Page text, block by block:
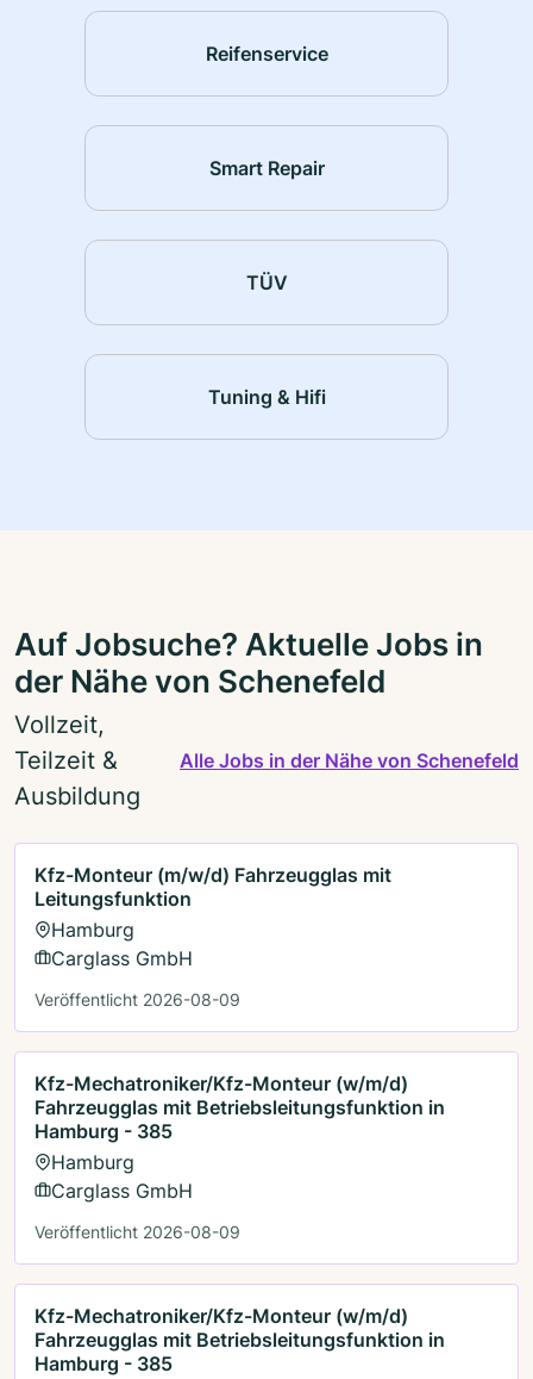
Reifenservice
Smart Repair
TÜV
Tuning & Hifi
Auf Jobsuche? Aktuelle Jobs in
der Nähe von Schenefeld
Vollzeit,
Teilzeit &
Ausbildung
Alle Jobs in der Nähe von Schenefeld
Kfz-Monteur (m/w/d) Fahrzeugglas mit
Leitungsfunktion
Hamburg
Carglass GmbH
Veröffentlicht 2026-08-09
Kfz-Mechatroniker/Kfz-Monteur (w/m/d)
Fahrzeugglas mit Betriebsleitungsfunktion in
Hamburg - 385
Hamburg
Carglass GmbH
Veröffentlicht 2026-08-09
Kfz-Mechatroniker/Kfz-Monteur (w/m/d)
Fahrzeugglas mit Betriebsleitungsfunktion in
Hamburg - 385